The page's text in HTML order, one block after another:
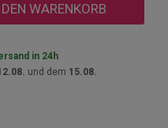
WARENKORB
in 24h
und dem 15.08.